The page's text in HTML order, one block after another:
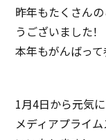
昨年もたくさん
うございました！
本年もがんばって
1月4日から元気
メディアプライ